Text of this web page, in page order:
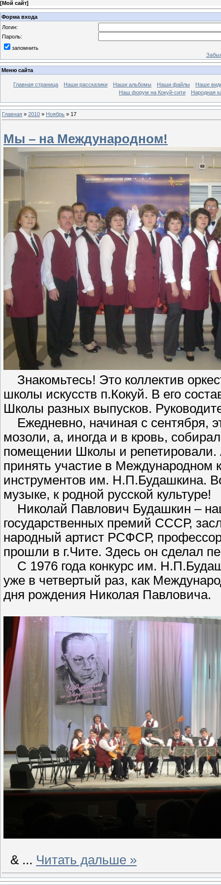
[Мой сайт]
Форма входа
Логин:
Пароль:
запомнить
Меню сайта
Главная страница Наши рассказики Наши альбомы Наши файлы
Наше
Наш форум на Кокуй-сити
Народная
Главная » 2010 » Ноябрь » 17
Мы – на Международном!
Знакомьтесь! Это коллектив
школы искусств п.Кокуй. В его
Школы разных выпусков.
Ежедневно, начиная с сентября,
мозоли, а, иногда и в кровь,
помещении Школы и репетировали.
принять участие в Международном
инструментов им. Н.П.Будашкина.
музыке, к родной русской культуре!
Николай Павлович Будашкин –
государственных премий СССР,
народный артист РСФСР,
прошли в г.Чите. Здесь он сделал
С 1976 года конкурс им.
уже в четвертый раз, как
дня рождения Николая Павловича.
& ... Читать дальше »